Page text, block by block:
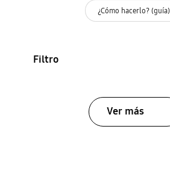
¿Cómo hacerlo? (guía)
Filtro
Ver más